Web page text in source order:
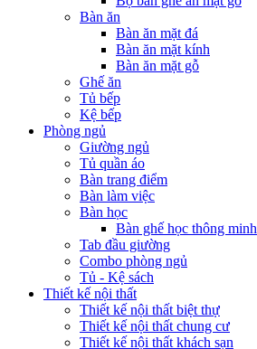
Bàn ăn
Bàn ăn mặt đá
Bàn ăn mặt kính
Bàn ăn mặt gỗ
Ghế ăn
Tủ bếp
Kệ bếp
Phòng ngủ
Giường ngủ
Tủ quần áo
Bàn trang điểm
Bàn làm việc
Bàn học
Bàn ghế học thông minh
Tab đầu giường
Combo phòng ngủ
Tủ - Kệ sách
Thiết kế nội thất
Thiết kế nội thất biệt thự
Thiết kế nội thất chung cư
Thiết kế nội thất khách sạn